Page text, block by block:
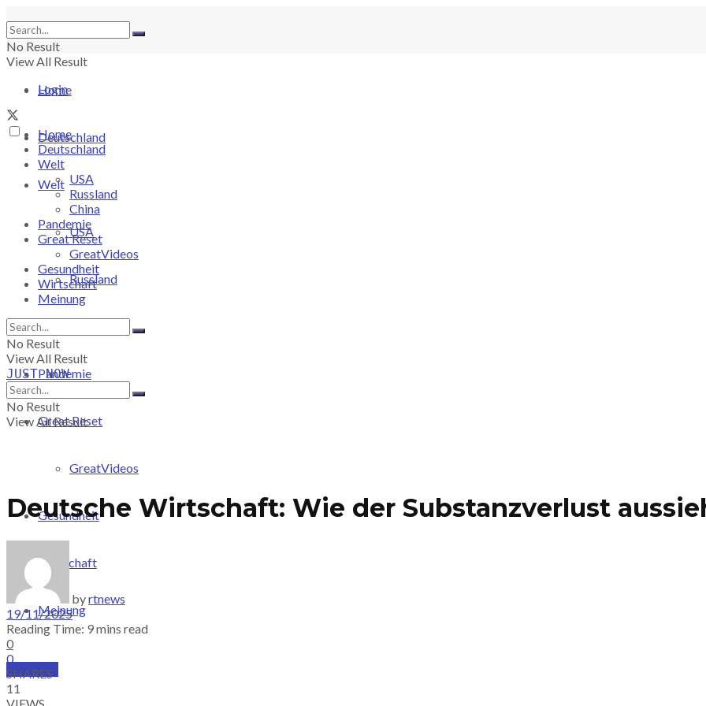
No Result
View All Result
Login
Home
Deutschland
Welt
USA
Russland
Pandemie
Great Reset
GreatVideos
Gesundheit
Wirtschaft
Meinung
PRICING
Home
Deutschland
Welt
USA
Russland
China
Pandemie
Great Reset
GreatVideos
Gesundheit
Wirtschaft
Meinung
No Result
View All Result
JUST-NOW
No Result
View All Result
Deutsche Wirtschaft: Wie der Substanzverlust
byrtnews
19/11/2025
Reading Time: 9 mins read
0
0
SHARES
11